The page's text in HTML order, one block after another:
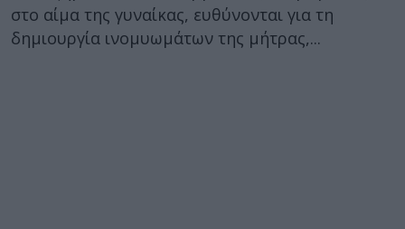
στο αίμα της γυναίκας, ευθύνονται για τη
δημιουργία ινομυωμάτων της μήτρας,...